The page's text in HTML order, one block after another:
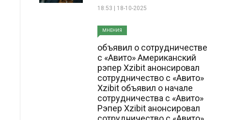
18:53 | 18-10-2025
МНЕНИЯ
объявил о сотрудничестве
с «Авито» Американский
рэпер Xzibit анонсировал
сотрудничество с «Авито»
Xzibit объявил о начале
сотрудничества с «Авито»
Рэпер Xzibit анонсировал